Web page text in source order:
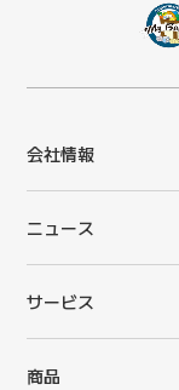
会社情報
ニュース
サービス
商品